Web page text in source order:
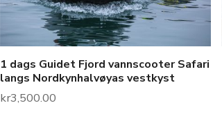
1 dags Guidet Fjord vannscooter Safari
langs Nordkynhalvøyas vestkyst
kr3,500.00